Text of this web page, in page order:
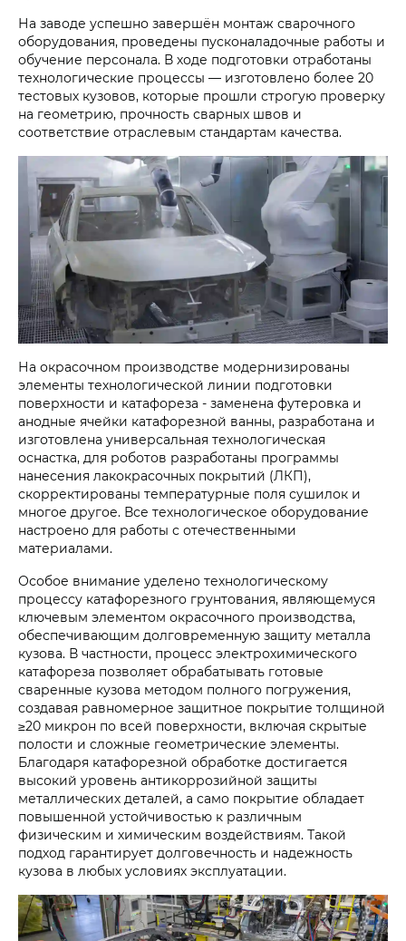
На заводе успешно завершён монтаж сварочного
оборудования, проведены пусконаладочные работы и
обучение персонала. В ходе подготовки отработаны
технологические процессы — изготовлено более 20
тестовых кузовов, которые прошли строгую проверку
на геометрию, прочность сварных швов и
соответствие отраслевым стандартам качества.
На окрасочном производстве модернизированы
элементы технологической линии подготовки
поверхности и катафореза - заменена футеровка и
анодные ячейки катафорезной ванны, разработана и
изготовлена универсальная технологическая
оснастка, для роботов разработаны программы
нанесения лакокрасочных покрытий (ЛКП),
скорректированы температурные поля сушилок и
многое другое. Все технологическое оборудование
настроено для работы с отечественными
материалами.
Особое внимание уделено технологическому
процессу катафорезного грунтования, являющемуся
ключевым элементом окрасочного производства,
обеспечивающим долговременную защиту металла
кузова. В частности, процесс электрохимического
катафореза позволяет обрабатывать готовые
сваренные кузова методом полного погружения,
создавая равномерное защитное покрытие толщиной
≥20 микрон по всей поверхности, включая скрытые
полости и сложные геометрические элементы.
Благодаря катафорезной обработке достигается
высокий уровень антикоррозийной защиты
металлических деталей, а само покрытие обладает
повышенной устойчивостью к различным
физическим и химическим воздействиям. Такой
подход гарантирует долговечность и надежность
кузова в любых условиях эксплуатации.